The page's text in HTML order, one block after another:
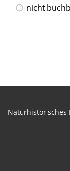
nicht
Naturhistorisches